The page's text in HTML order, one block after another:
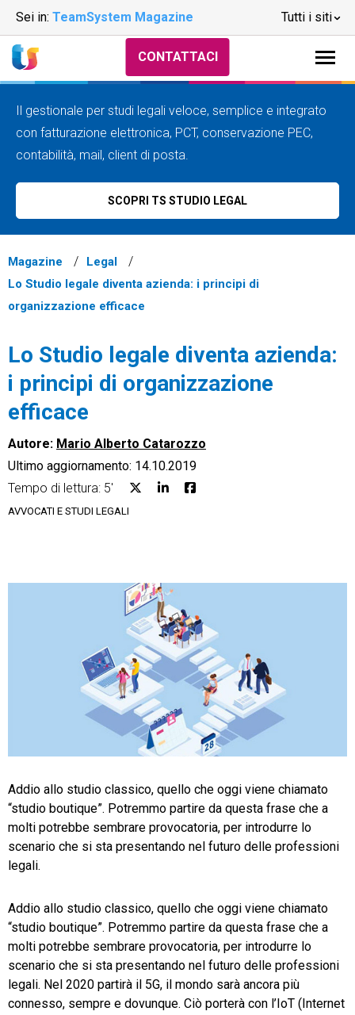
Sei in: TeamSystem Magazine Tutti i siti
Ecommerce
Email Marketing
Financial Solutions
TeamSystem Corporate
CONTATTACI
Il gestionale per studi legali veloce, semplice e integrato
con fatturazione elettronica, PCT, conservazione PEC,
contabilità, mail, client di posta.
SCOPRI TS STUDIO LEGAL
Magazine
Legal
Lo Studio legale diventa azienda: i principi di
organizzazione efficace
Lo Studio legale diventa azienda:
i principi di organizzazione
efficace
Autore: Mario Alberto Catarozzo
Ultimo aggiornamento: 14.10.2019
Tempo di lettura: 5'
AVVOCATI E STUDI LEGALI
Addio allo studio classico, quello che oggi viene chiamato
“studio boutique”. Potremmo partire da questa frase che a
molti potrebbe sembrare provocatoria, per introdurre lo
scenario che si sta presentando nel futuro delle professioni
legali.
Addio allo studio classico, quello che oggi viene chiamato
“studio boutique”. Potremmo partire da questa frase che a
molti potrebbe sembrare provocatoria, per introdurre lo
scenario che si sta presentando nel futuro delle professioni
legali. Nel 2020 partirà il 5G, il mondo sarà ancora più
connesso, sempre e dovunque. Ciò porterà con l’IoT (Internet